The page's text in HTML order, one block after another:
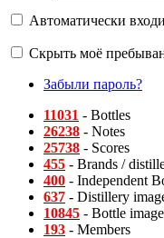
Автоматически
Скрыть моё
Забыли пароль?
11031 - Bottles
26238 - Notes
25738 - Scores
455 - Brands /
400 - Independent
637 - Distillery
10845 - Bottle
193 - Members